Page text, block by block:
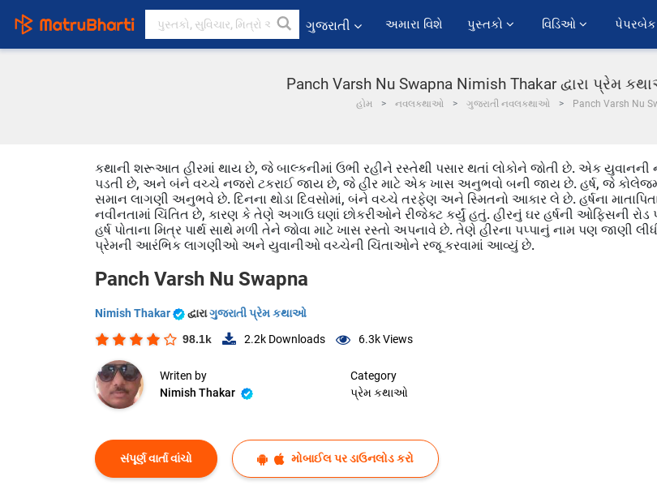
ગુજરાતી અમારા વિશે પુસ્તકો વિડિઓ પેપરબેક
Panch Varsh Nu Swapna Nimish Thakar દ્વારા પ્રેમ
હોમ નવલકથાઓ ગુજરાતી નવલકથાઓ Panch Varsh Nu
કથાની શરૂઆત હીરમાં થાય છે, જે બાલ્કનીમાં ઉભી રહીને રસ્તેથી પસાર થતાં લોકોને જોતી છે. એક યુવાનની
પડતી છે, અને બંને વચ્ચે નજરો ટકરાઈ જાય છે, જે હીર માટે એક ખાસ અનુભવો બની જાય છે. હર્ષ, જે
સમાન લાગણી અનુભવે છે. દિનના થોડા દિવસોમાં, બંને વચ્ચે તરફેણ અને સ્મિતનો આકાર લે છે. હર્ષના
નવીનતામાં ચિંતિત છે, કારણ કે તેણે અગાઉ ઘણાં છોકરીઓને રીજેક્ટ કર્યું હતું. હીરનું ઘર હર્ષની ઓફિસની રોડ
હર્ષ પોતાના મિત્ર પાર્થ સાથે મળી તેને જોવા માટે ખાસ રસ્તો અપનાવે છે. તેણે હીરના પપ્પાનું નામ પણ જાણી
પ્રેમની આરંભિક લાગણીઓ અને યુવાનીઓ વચ્ચેની ચિંતાઓને રજૂ કરવામાં આવ્યું છે.
Panch Varsh Nu Swapna
Nimish Thakar દ્વારાગુજરાતી પ્રેમ કથાઓ
98.1k 2.2k Downloads 6.3kViews
Writen by
Nimish Thakar
Category
પ્રેમ કથાઓ
સંપૂર્ણ વાર્તા વાંચો મોબાઈલ પર ડાઉનલોડ કરો